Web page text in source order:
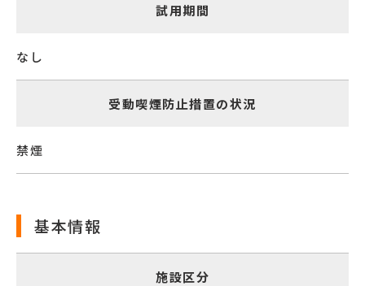
試用期間
なし
受動喫煙防止措置の状況
禁煙
基本情報
施設区分